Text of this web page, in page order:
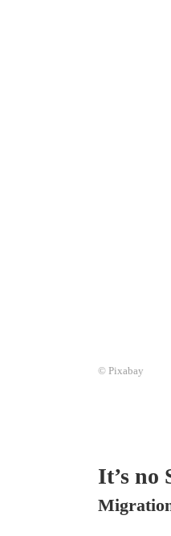
© Pixabay
It’s no